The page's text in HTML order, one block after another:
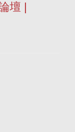
壇 |